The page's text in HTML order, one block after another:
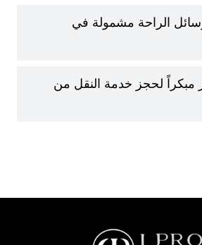
الراحة مشمولة في
لحجز خدمة النقل من